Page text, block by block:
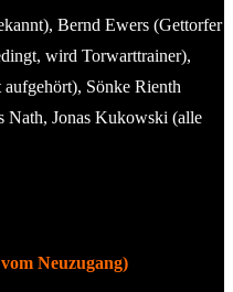
Bernd Ewers (Gettorfer
wird Torwarttrainer),
aufgehört), Sönke Rienth
Nath, Jonas Kukowski (alle
Neuzugang)